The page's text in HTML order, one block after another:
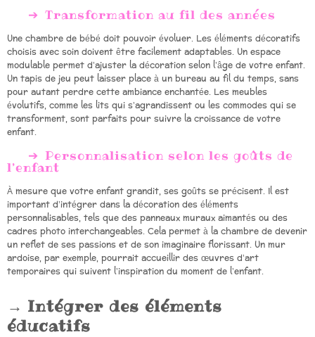
Transformation au fil des années
Une chambre de bébé doit pouvoir évoluer. Les éléments décoratifs
choisis avec soin doivent être facilement adaptables. Un espace
modulable permet d’ajuster la décoration selon l’âge de votre enfant.
Un tapis de jeu peut laisser place à un bureau au fil du temps, sans
pour autant perdre cette ambiance enchantée. Les meubles
évolutifs, comme les lits qui s’agrandissent ou les commodes qui se
transforment, sont parfaits pour suivre la croissance de votre
enfant.
Personnalisation selon les goûts de
l’enfant
À mesure que votre enfant grandit, ses goûts se précisent. Il est
important d’intégrer dans la décoration des éléments
personnalisables, tels que des panneaux muraux aimantés ou des
cadres photo interchangeables. Cela permet à la chambre de devenir
un reflet de ses passions et de son imaginaire florissant. Un mur
ardoise, par exemple, pourrait accueillir des œuvres d’art
temporaires qui suivent l’inspiration du moment de l’enfant.
Intégrer des éléments
éducatifs